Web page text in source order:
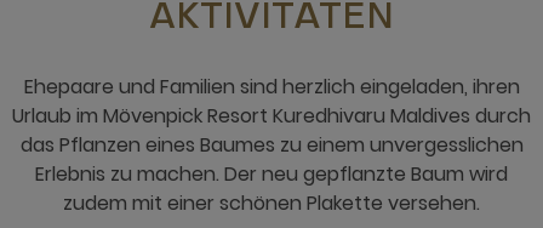
AKTIVITÄTEN
Ehepaare und Familien sind herzlich eingeladen, ihren
Urlaub im Mövenpick Resort Kuredhivaru Maldives durch
das Pflanzen eines Baumes zu einem unvergesslichen
Erlebnis zu machen. Der neu gepflanzte Baum wird
zudem mit einer schönen Plakette versehen.